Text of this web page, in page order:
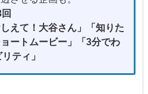
えて！大谷さん」「知りた
ートムービー」「3分でわ
ティ」